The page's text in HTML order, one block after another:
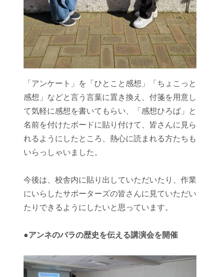
「アンケート」を「ひとこと感想」「ちょこっと
感想」などと言う言葉に置き換え、付箋を用意し
て気軽に感想を書いてもらい、「感想ひろば」と
名前を付けたボードに貼り付けて、皆さんに見ら
れるようにしたところ、熱心に読まれる方たちも
いらっしゃいました。
今後は、校舎内に貼り出していただいたり、作業
にいらしたサポーターズの皆さんに見ていただい
たりできるようにしたいと思っています。
●アンネのバラの歴史を伝える講演会を開催